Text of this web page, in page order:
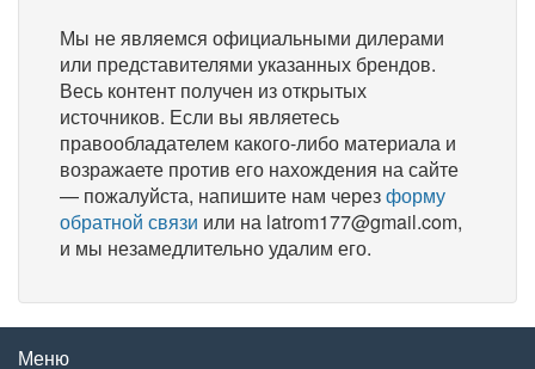
Мы не являемся официальными дилерами
или представителями указанных брендов.
Весь контент получен из открытых
источников. Если вы являетесь
правообладателем какого-либо материала и
возражаете против его нахождения на сайте
— пожалуйста, напишите нам черезформу
обратной связи или на latrom177@gmail.com,
и мы незамедлительно удалим его.
Меню